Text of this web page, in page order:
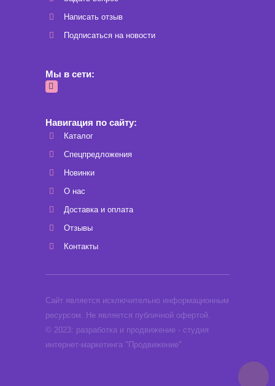
Написать отзыв
Подписаться на новости
Мы в сети:
Навигация по сайту:
Каталог
Спецпредложения
Новинки
О нас
Доставка и оплата
Отзывы
Контакты
Сайт является исключительно информационным
ресурсом. Не является публичной офертой.
© 2023: разработка и продвижение - студия
интернет-маркетинга "Продвижение"